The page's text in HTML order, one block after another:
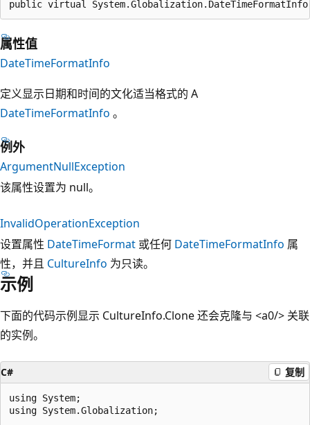
public virtual
属性值
DateTimeFormatInfo
定义显示日期和时间的文化适当格式的 A
DateTimeFormatInfo 。
例外
ArgumentNullException
该属性设置为 null。
InvalidOperationException
设置属性 DateTimeFormat 或任何 DateTimeFormatInfo 属
性，并且 CultureInfo 为只读。
示例
下面的代码示例显示 CultureInfo.Clone 还会克隆与 <a0/> 关联
的实例。
C# 复制
using System;
using System.Globalization;